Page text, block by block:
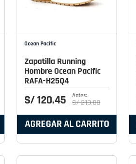
Ocean Pacific
Zapatilla Running
Hombre Ocean Pacific
RAFA-H25Q4
S/120.45 S/219.00
AGREGAR AL CARRITO